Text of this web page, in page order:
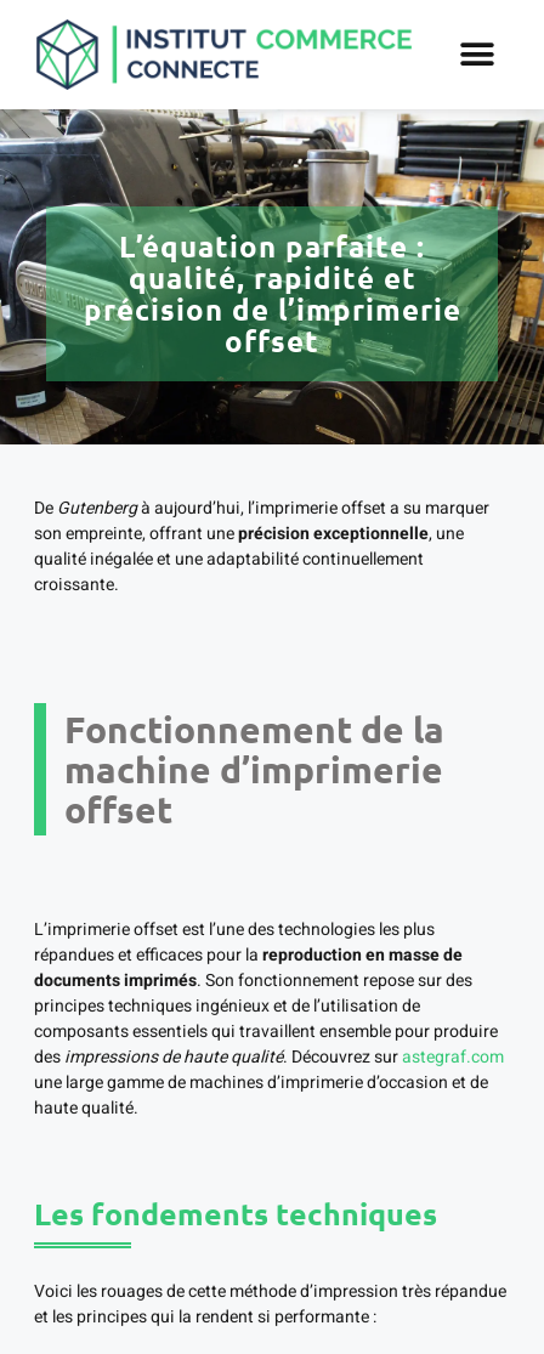
L’équation parfaite :
qualité, rapidité et
précision de l’imprimerie
offset
DeGutenbergà aujourd’hui, l’imprimerie offset a su marquer
son empreinte, offrant uneprécision exceptionnelle, une
qualité inégalée et une adaptabilité continuellement
croissante.
Fonctionnement de la
machine d’imprimerie
offset
L’imprimerie offset est l’une des technologies les plus
répandues et efficaces pour lareproduction en masse de
documents imprimés. Son fonctionnement repose sur des
principes techniques ingénieux et de l’utilisation de
composants essentiels qui travaillent ensemble pour produire
desimpressions de haute qualité. Découvrez surastegraf.com
une large gamme de machines d’imprimerie d’occasion et de
haute qualité.
Les fondements techniques
Voici les rouages de cette méthode d’impression très répandue
et les principes qui la rendent si performante :